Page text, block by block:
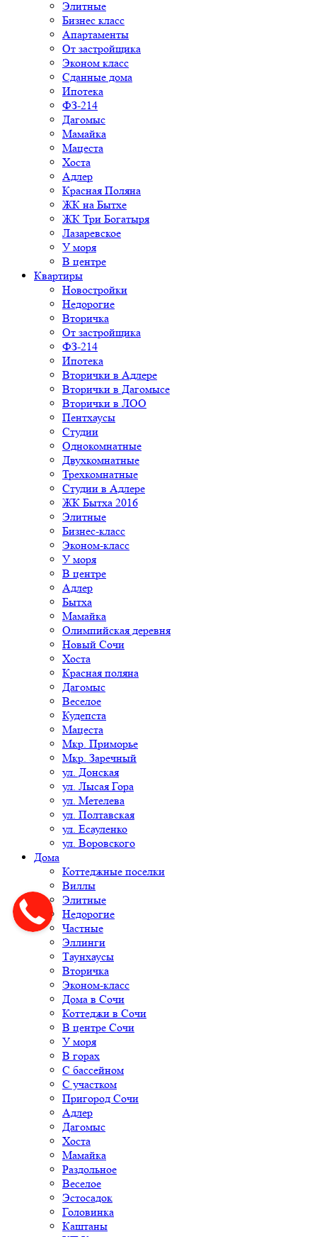
Элитные
Бизнес класс
Апартаменты
От застройщика
Эконом класс
Сданные дома
Ипотека
ФЗ-214
Дагомыс
Мамайка
Мацеста
Хоста
Адлер
Красная Поляна
ЖК на Бытхе
ЖК Три Богатыря
Лазаревское
У моря
В центре
Квартиры
Новостройки
Недорогие
Вторичка
От застройщика
ФЗ-214
Ипотека
Вторички в Адлере
Вторички в Дагомысе
Вторички в ЛОО
Пентхаусы
Студии
Однокомнатные
Двухкомнатные
Трехкомнатные
Студии в Адлере
ЖК Бытха 2016
Элитные
Бизнес-класс
Эконом-класс
У моря
В центре
Адлер
Бытха
Мамайка
Олимпийская деревня
Новый Сочи
Хоста
Красная поляна
Дагомыс
Веселое
Кудепста
Мацеста
Мкр. Приморье
Мкр. Заречный
ул. Донская
ул. Лысая Гора
ул. Метелева
ул. Полтавская
ул. Есауленко
ул. Воровского
Дома
Коттеджные поселки
Виллы
Элитные
Недорогие
Частные
Эллинги
Таунхаусы
Вторичка
Эконом-класс
Дома в Сочи
Коттеджи в Сочи
В центре Сочи
У моря
В горах
С бассейном
С участком
Пригород Сочи
Адлер
Дагомыс
Хоста
Мамайка
Раздольное
Веселое
Эстосадок
Головинка
Каштаны